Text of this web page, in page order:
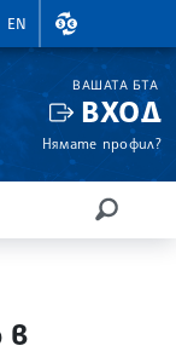
EN
ВАЛУТНИ
ВАШАТА БТА
ВХОД
Нямате профил?
в